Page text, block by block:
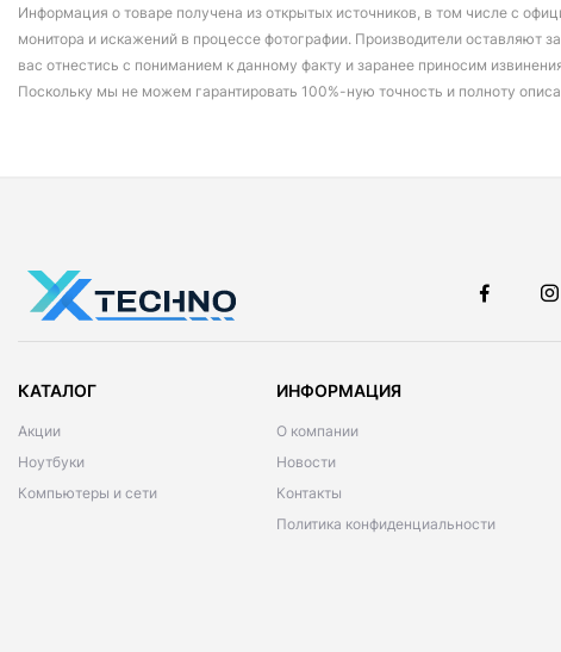
Информация о товаре получена из открытых источников, в том числе с
монитора и искажений в процессе фотографии. Производители оставляют
вас отнестись с пониманием к данному факту и заранее приносим
Поскольку мы не можем гарантировать 100%-ную точность и полноту
КАТАЛОГ
Акции
Ноутбуки
Компьютеры и сети
ИНФОРМАЦИЯ
О компании
Новости
Контакты
Политика конфиденциальности